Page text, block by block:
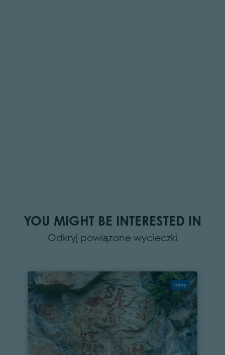
YOU MIGHT BE INTERESTED IN
Odkryj powiązane wycieczki
łatwy